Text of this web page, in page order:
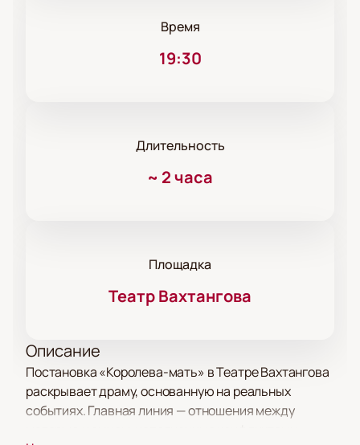
Время
19:30
Длительность
~ 2 часа
Площадка
Театр Вахтангова
Описание
Постановка «Королева-мать» в Театре Вахтангова
раскрывает драму, основанную на реальных
событиях. Главная линия — отношения между